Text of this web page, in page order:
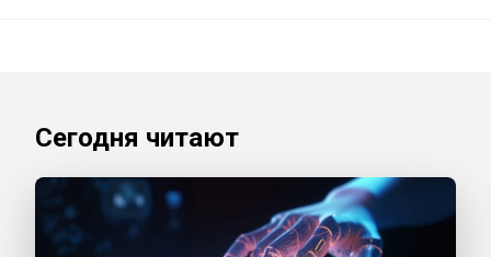
Сегодня читают